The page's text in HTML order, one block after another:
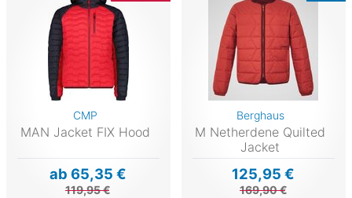
CMP
MAN Jacket FIX Hood
ab 65,35 €
119,95 €
Berghaus
M Netherdene Quilted
Jacket
125,95 €
169,90 €